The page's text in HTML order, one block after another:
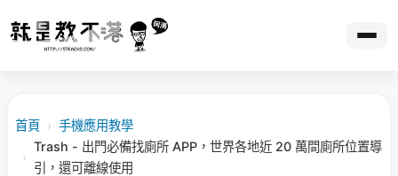
首頁 › 手機應用教學
›
Trash - 出門必備找廁所 APP，世界各地近 20 萬間廁所位置導
引，還可離線使用